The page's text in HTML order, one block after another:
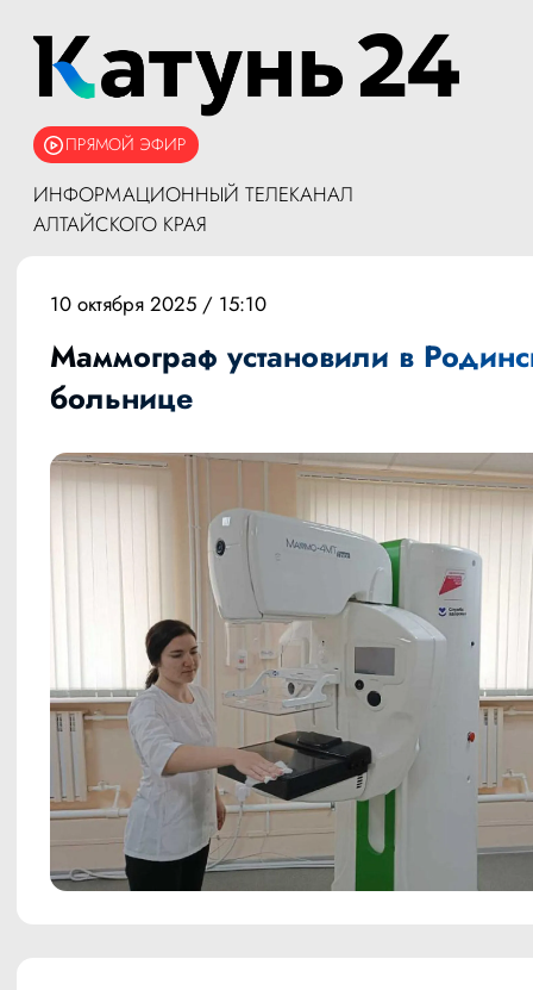
ПРЯМОЙ ЭФИР
ИНФОРМАЦИОННЫЙ ТЕЛЕКАНАЛ
АЛТАЙСКОГО КРАЯ
10 октября 2025 / 15:10
Маммограф установили в
больнице